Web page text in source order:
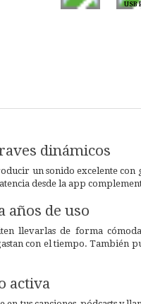
USB
dinámicos
un sonido excelente
desde la app
años de uso
llevarlas de forma
con el tiempo. También
activa